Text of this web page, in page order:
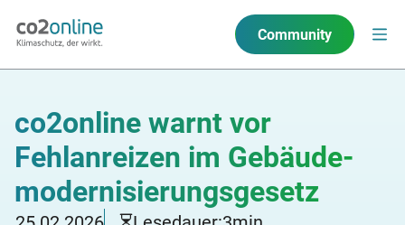
Community
co2online warnt vor
Fehlanreizen im Gebäude­
moder­nisierungs­gesetz